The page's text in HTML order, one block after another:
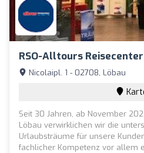
RSO-Alltours
Nicolaipl. 1 - 02708, Löbau
Seit 30 Jahren, ab November
Löbau verwirklichen wir die
Urlaubsträume für unsere
fachlicher Kompetenz vor allem